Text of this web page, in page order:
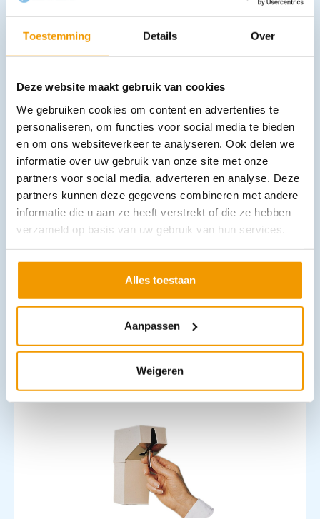
Toestemming Details Over
Deze website maakt gebruik van cookies
We gebruiken cookies om content en advertenties te
personaliseren, om functies voor social media te bieden
en om ons websiteverkeer te analyseren. Ook delen we
informatie over uw gebruik van onze site met onze
partners voor social media, adverteren en analyse. Deze
partners kunnen deze gegevens combineren met andere
informatie die u aan ze heeft verstrekt of die ze hebben
verzameld op basis van uw gebruik van hun services.
Alles toestaan
Aanpassen
Weigeren
€30,13 incl. btw
24.9 excl. btw
In winkelwagen
Leverbaar
Ampullenetui kleur zwart uitgevoerd in kunstleer
In winkelwagen
Leverbaar